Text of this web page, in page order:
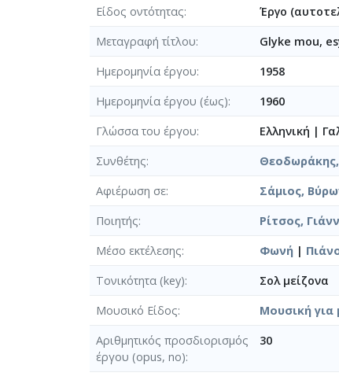
Είδος οντότητας
Έργο
Μεταγραφή τίτλου
Glyke mou,
Ημερομηνία έργου
1958
Ημερομηνία έργου (έως)
1960
Γλώσσα του έργου
Ελληνική |
Συνθέτης
Αφιέρωση σε
Σάμιος,
Ποιητής
Ρίτσος,
Μέσο εκτέλεσης
Φωνή |
Τονικότητα (key)
Σολ μείζονα
Μουσικό Είδος
Μουσική για
Αριθμητικός προσδιορισμός
έργου (opus, no)
30